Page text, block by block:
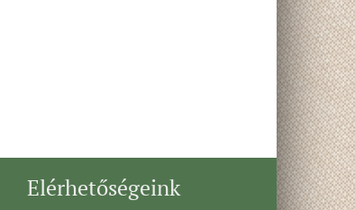
Elérhetőségeink